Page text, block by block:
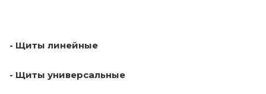
- Щиты линейные
- Щиты универсальные